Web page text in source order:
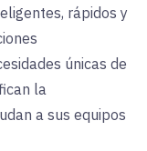
rápidos y
únicas de
la
a sus equipos